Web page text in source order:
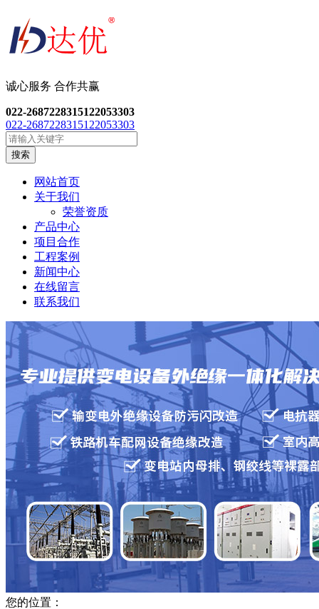
诚心服务 合作共赢
022-2687228315122053303
022-2687228315122053303
搜索
网站首页
关于我们
荣誉资质
产品中心
项目合作
工程案例
新闻中心
在线留言
联系我们
您的位置：